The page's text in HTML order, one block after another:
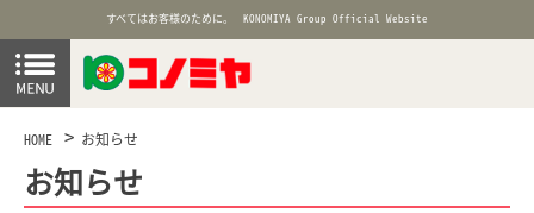
すべてはお客様のために。 KONOMIYA Group Official Website
HOME お知らせ
お知らせ